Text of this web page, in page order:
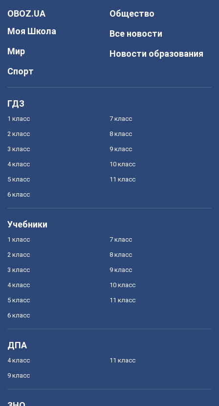
OBOZ.UA
Моя Школа
Мир
Спорт
Общество
Все новости
Новости образования
ГДЗ
1 класс
2 класс
3 класс
4 класс
5 класс
6 класс
7 класс
8 класс
9 класс
10 класс
11 класс
Учебники
1 класс
2 класс
3 класс
4 класс
5 класс
6 класс
7 класс
8 класс
9 класс
10 класс
11 класс
ДПА
4 класс
9 класс
11 класс